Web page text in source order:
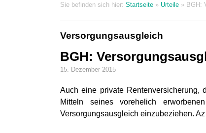
Startseite » Urteile » BGH:
Versorgungsausgleich
BGH:
15. Dezember 2015
Auch eine private Rentenversicherung,
Mitteln seines vorehelich
Versorgungsausgleich einzubeziehen.